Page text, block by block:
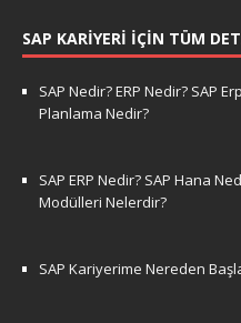
SAP KARIYERI İÇIN TÜM
SAP Nedir? ERP Nedir? SAP
Planlama Nedir?
SAP ERP Nedir? SAP Hana
Modülleri Nelerdir?
SAP Kariyerime Nereden